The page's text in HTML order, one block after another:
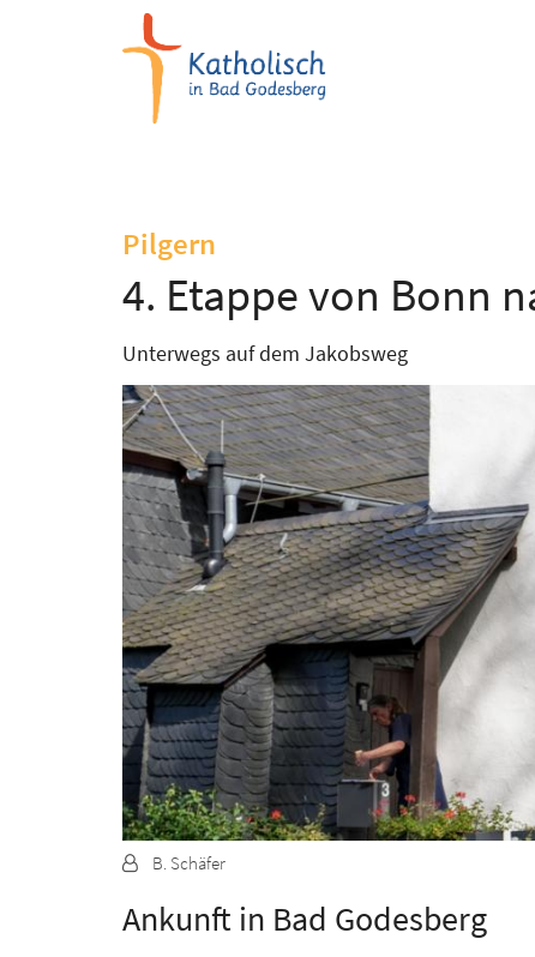
Zum Inhalt springen
Pilgern
4. Etappe von Bonn
Unterwegs auf dem Jakobsweg
Von: B. Schäfer
Ankunft in Bad Godesberg